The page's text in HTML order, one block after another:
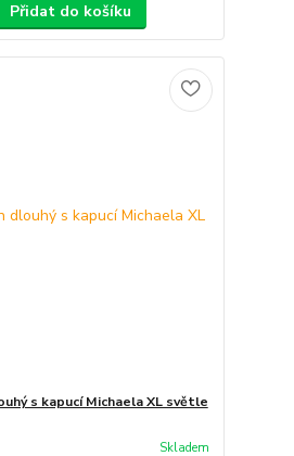
Přidat do košíku
s kapucí Michaela XL světle
Skladem